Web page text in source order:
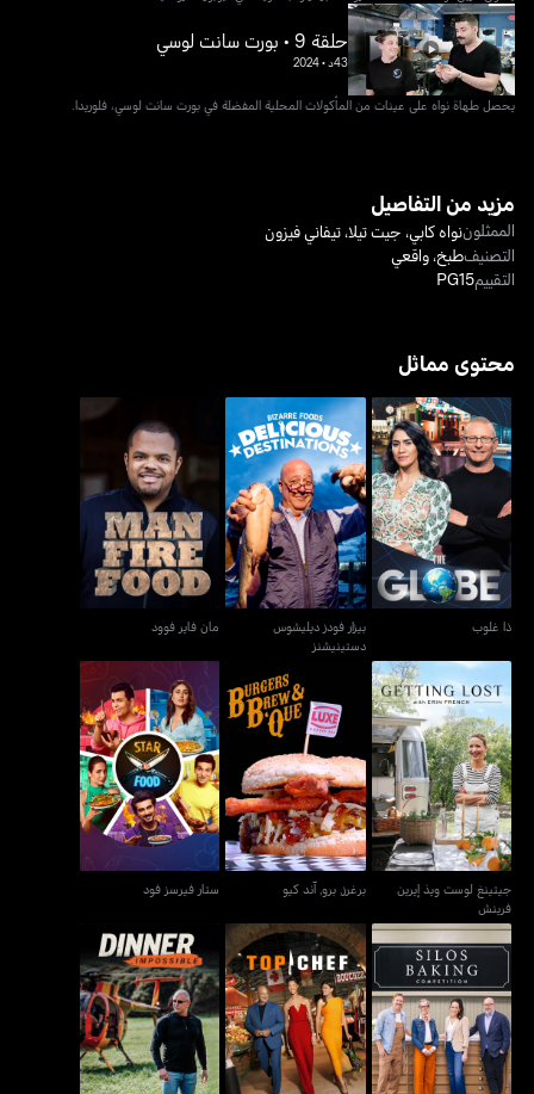
حلقة 9 • بورت سانت لوسي
43د •
2024
يحصل طهاة نواه على عينات من المأكولات المحلية المفضلة في بورت سانت لوسي، فلوريدا.
مزيد من التفاصيل
الممثلوننواه كابي، جيت تيلا،تيفاني فيزون
التصنيفطبخ،واقعي
التقييمPG15
محتوى مماثل
ذا غلوب
ذا غلوب
بيزار فودز ديليشوس
دستينيشنز
بيزار فودز ديليشوس
دستينيشنز
مان فاير فوود
مان فاير فوود
جيتينغ لوست ويذ إيرين
فرينش
جيتينغ لوست ويذ إيرين
فرينش
برغرز, برو, آند كيو
برغرز, برو, آند كيو
ستار فيرسز فود
ستار فيرسز فود
سايلوز بايكينغ كومبيتيشن رئيس الطهاة - توب شيف دينر: إمبوسيبل